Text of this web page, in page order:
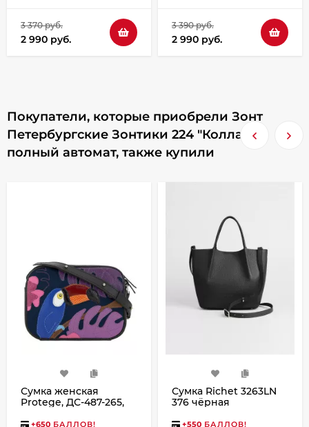
3 370 руб.
2 990 руб.
3 390 руб.
2 990 руб.
Покупатели, которые приобрели Зонт
Петербургские Зонтики 224 "Коллаж"
полный автомат, также купили
Сумка женская
Protege, ДС-487-265,
+650 БАЛЛОВ!
Сумка Richet 3263LN
376 чёрная
+550 БАЛЛОВ!